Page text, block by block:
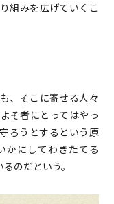
組みを広げていくこ
、そこに寄せる人々
そ者にとってはやっ
ろうとするという原
かにしてわきたてる
のだという。